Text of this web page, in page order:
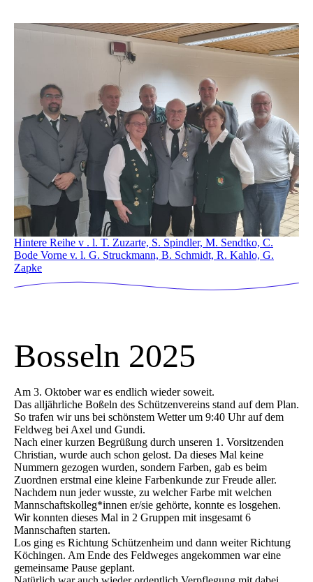
Hintere Reihe v . l. T. Zuzarte, S. Spindler, M. Sendtko, C.
Bode Vorne v. l. G. Struckmann, B. Schmidt, R. Kahlo, G.
Zapke
Bosseln 2025
Am 3. Oktober war es endlich wieder soweit.
Das alljährliche Boßeln des Schützenvereins stand auf dem Plan.
So trafen wir uns bei schönstem Wetter um 9:40 Uhr auf dem
Feldweg bei Axel und Gundi.
Nach einer kurzen Begrüßung durch unseren 1. Vorsitzenden
Christian, wurde auch schon gelost. Da dieses Mal keine
Nummern gezogen wurden, sondern Farben, gab es beim
Zuordnen erstmal eine kleine Farbenkunde zur Freude aller.
Nachdem nun jeder wusste, zu welcher Farbe mit welchen
Mannschaftskolleg*innen er/sie gehörte, konnte es losgehen.
Wir konnten dieses Mal in 2 Gruppen mit insgesamt 6
Mannschaften starten.
Los ging es Richtung Schützenheim und dann weiter Richtung
Köchingen. Am Ende des Feldweges angekommen war eine
gemeinsame Pause geplant.